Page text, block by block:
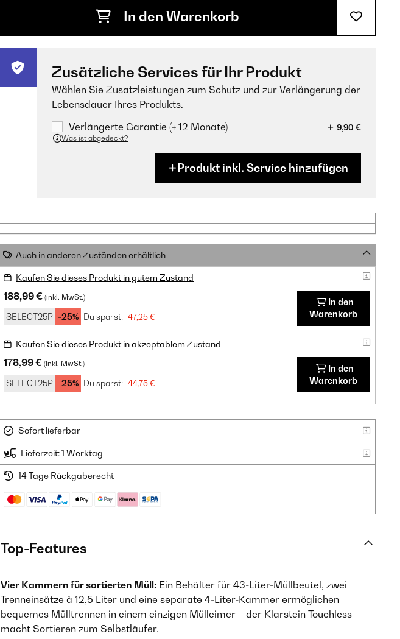
In den Warenkorb
Zusätzliche Services für Ihr Produkt
Wählen Sie Zusatzleistungen zum Schutz und zur Verlängerung der
Lebensdauer Ihres Produkts.
Verlängerte Garantie (+ 12 Monate)
9,90 €
Was ist abgedeckt?
Produkt inkl. Service hinzufügen
Auch in anderen Zuständen erhältlich
Kaufen Sie dieses Produkt in gutem Zustand
188,99 € (inkl. MwSt.)
SELECT25P -25% Du sparst: 47,25 €
In den
Warenkorb
Kaufen Sie dieses Produkt in akzeptablem Zustand
178,99 € (inkl. MwSt.)
SELECT25P -25% Du sparst: 44,75 €
In den
Warenkorb
Sofort lieferbar
Lieferzeit: 1 Werktag
14 Tage Rückgaberecht
Top-Features
Vier Kammern für sortierten Müll: Ein Behälter für 43-Liter-Müllbeutel, zwei
Trenneinsätze à 12,5 Liter und eine separate 4-Liter-Kammer ermöglichen
bequemes Mülltrennen in einem einzigen Mülleimer – der Klarstein Touchless
macht Sortieren zum Selbstläufer.